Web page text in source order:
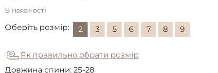
В наявності
Оберіть розмір: 2 3 5 6 7 8 9
Як правильно обрати розмір
Довжина спини: 25-28